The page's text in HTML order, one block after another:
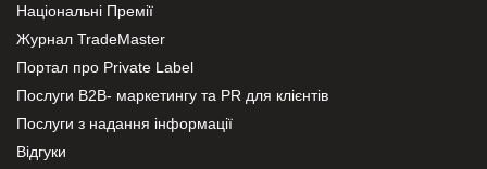
Національні Премії
Журнал TradeMaster
Портал про Private Label
Послуги В2В- маркетингу та PR для клієнтів
Послуги з надання інформації
Відгуки